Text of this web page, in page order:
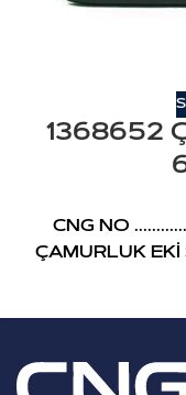
1368652
CNG NO
ÇAMURLUK